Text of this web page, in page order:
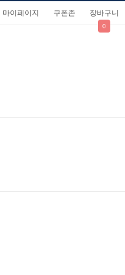
마이페이지 쿠폰존 장바구니
0